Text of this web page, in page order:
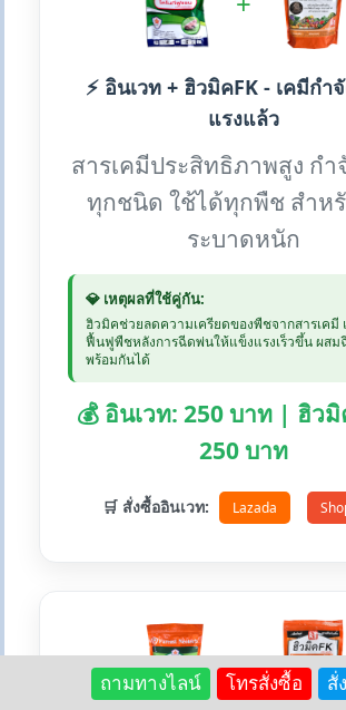
⚡ อินเวท + ฮิวมิคFK - เคมีกำ
แรงแล้ว
สารเคมีประสิทธิภาพสูง กำ
ทุกชนิด ใช้ได้ทุกพืช สำห
ระบาดหนัก
💎 เหตุผลที่ใช้คู่กัน:
ฮิวมิคช่วยลดความเครียดของพืชจากสารเคมี
ฟื้นฟูพืชหลังการฉีดพ่นให้แข็งแรงเร็วขึ้น ผส
พร้อมกันได้
💰 อินเวท: 250 บาท | ฮิว
250 บาท
🛒 สั่งซื้ออินเวท: Lazada
+
ถามทางไลน์ โทรสั่งซื้อ สั่